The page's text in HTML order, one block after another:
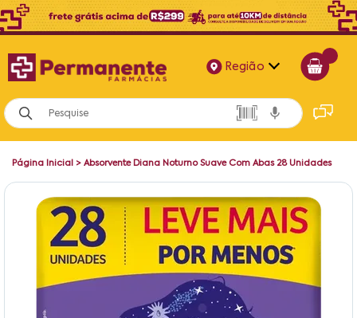
Região
Alagoas
Bahia
Pernambuco
Página Inicial > Absorvente Diana Noturno Suave Com Abas 28 Unidades